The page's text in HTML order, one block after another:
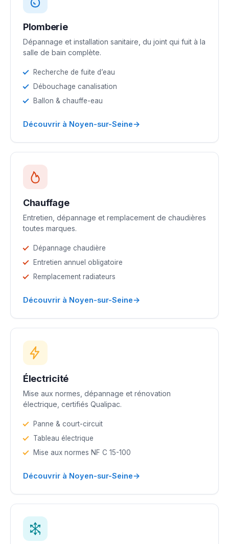
Plomberie
Dépannage et installation sanitaire, du joint qui fuit à la
salle de bain complète.
Recherche de fuite d’eau
Débouchage canalisation
Ballon & chauffe-eau
Découvrir à Noyen-sur-Seine→
Chauffage
Entretien, dépannage et remplacement de chaudières
toutes marques.
Dépannage chaudière
Entretien annuel obligatoire
Remplacement radiateurs
Découvrir à Noyen-sur-Seine→
Électricité
Mise aux normes, dépannage et rénovation
électrique, certifiés Qualipac.
Panne & court-circuit
Tableau électrique
Mise aux normes NF C 15-100
Découvrir à Noyen-sur-Seine→